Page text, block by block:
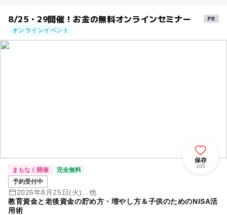
8/25・29開催！お金の無料オンラインセミナー
オンラインイベント
保存
105
まもなく開催
完全無料
予約受付中
2026年8月25日(火)...他
教育資金と老後資金の貯め方・増やし方＆子供のためのNISA活
用術